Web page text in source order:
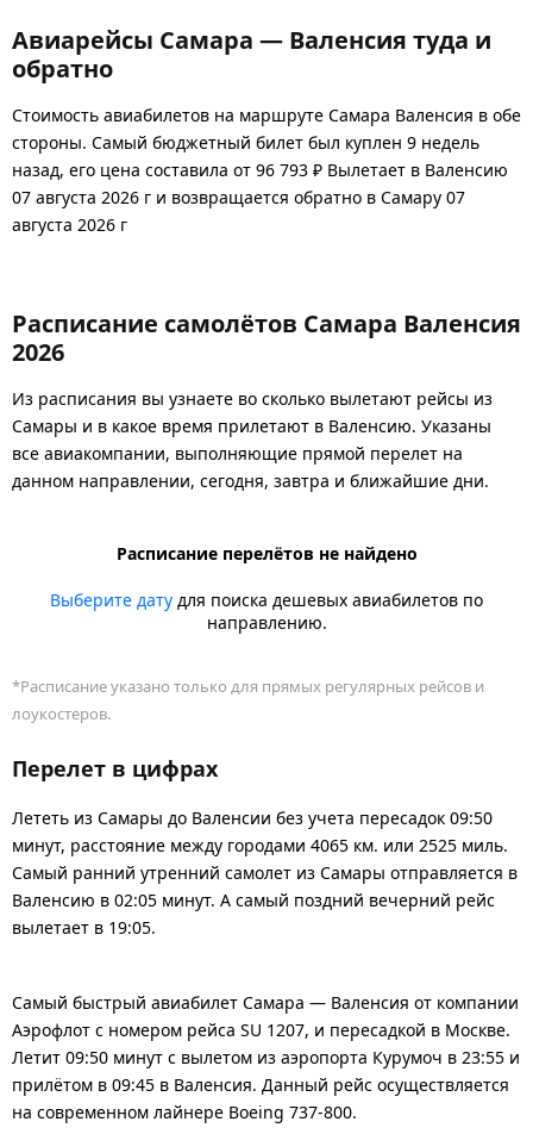
Авиарейсы Самара — Валенсия туда и
обратно
Стоимость авиабилетов на маршруте Самара Валенсия в обе
стороны. Самый бюджетный билет был куплен 9 недель
назад, его цена составила от 96 793 ₽ Вылетает в Валенсию
07 августа 2026 г и возвращается обратно в Самару 07
августа 2026 г
Расписание самолётов Самара Валенсия
2026
Из расписания вы узнаете во сколько вылетают рейсы из
Самары и в какое время прилетают в Валенсию. Указаны
все авиакомпании, выполняющие прямой перелет на
данном направлении, сегодня, завтра и ближайшие дни.
Расписание перелётов не найдено
Выберите дату для поиска дешевых авиабилетов по
направлению.
*Расписание указано только для прямых регулярных рейсов и
лоукостеров.
Перелет в цифрах
Лететь из Самары до Валенсии без учета пересадок 09:50
минут, расстояние между городами 4065 км. или 2525 миль.
Самый ранний утренний самолет из Самары отправляется в
Валенсию в 02:05 минут. А самый поздний вечерний рейс
вылетает в 19:05.
Самый быстрый авиабилет Самара — Валенсия от компании
Аэрофлот с номером рейса SU 1207, и пересадкой в Москве.
Летит 09:50 минут с вылетом из аэропорта Курумоч в 23:55 и
прилётом в 09:45 в Валенсия. Данный рейс осуществляется
на современном лайнере Boeing 737-800.